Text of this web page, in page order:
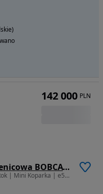
Bobcat E50z | Koparka Gąsienicowa BOBCAT E50 | 5 Ton | Zerowy Obrys | Minikoparka | Klimatyzacja | Nowy Model | w Oryginale |
| Sprowadzona | Midi Koparka | 2021 Rok | Mini Koparka | e55 e60 e45 |
142 000 PLN